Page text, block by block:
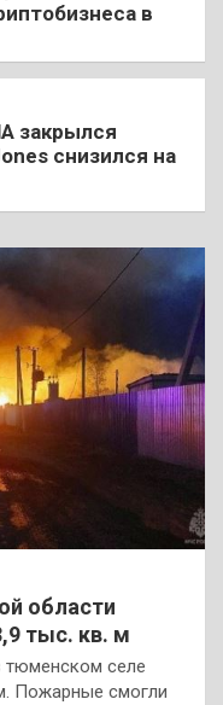
в
закрылся
снизился на
области
тыс. кв. м
тюменском селе
Пожарные смогли